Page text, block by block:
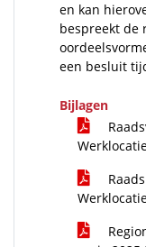
en kan
bespreekt de
een besluit
Bijlagen